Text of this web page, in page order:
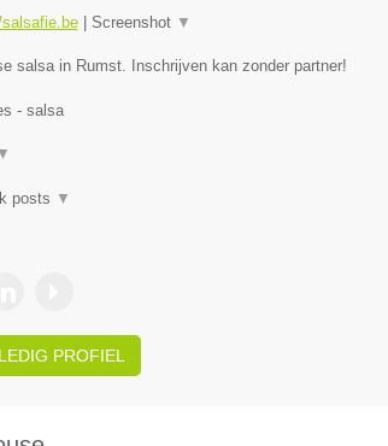
| Screenshot ▼
salsa in Rumst. Inschrijven kan zonder partner!
- salsa
▼
posts ▼
PROFIEL